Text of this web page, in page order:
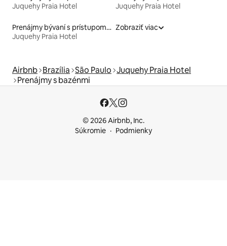
Juquehy Praia Hotel
Juquehy Praia Hotel
Prenájmy bývaní s prístupom k jazeru
Juquehy Praia Hotel
Zobraziť viac
Airbnb Brazília São Paulo Juquehy Praia Hotel
Prenájmy s bazénmi
© 2026 Airbnb, Inc.
Súkromie
Podmienky